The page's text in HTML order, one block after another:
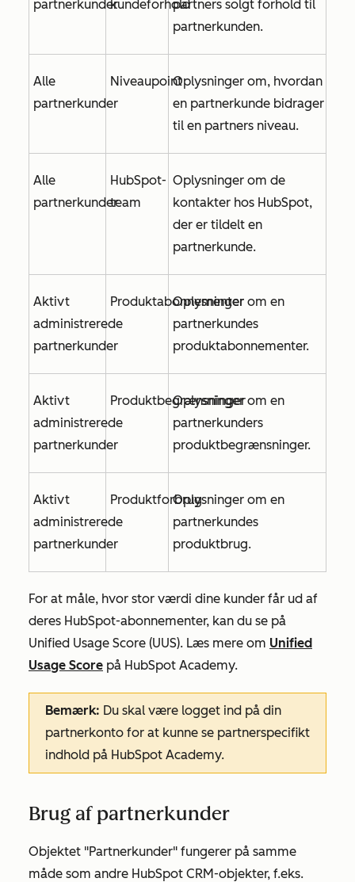
partnerkunderkundeforholdpartners solgt forhold til
partnerkunden.
Alle
partnerkunder
NiveaupointOplysninger om, hvordan
en partnerkunde bidrager
til en partners niveau.
Alle
partnerkunder
HubSpot-
team
Oplysninger om de
kontakter hos HubSpot,
der er tildelt en
partnerkunde.
Aktivt
administrerede
partnerkunder
Produktabonnementer
Oplysninger om en
partnerkundes
produktabonnementer.
Aktivt
administrerede
partnerkunder
Produktbegrænsninger
Oplysninger om en
partnerkunders
produktbegrænsninger.
Aktivt
administrerede
partnerkunder
ProduktforbrugOplysninger om en
partnerkundes
produktbrug.
For at måle, hvor stor værdi dine kunder får ud af
deres HubSpot-abonnementer, kan du se på
Unified Usage Score (UUS). Læs mere om Unified
Usage Score på HubSpot Academy.
Bemærk: Du skal være logget ind på din
partnerkonto for at kunne se partnerspecifikt
indhold på HubSpot Academy.
Brug af partnerkunder
Objektet "Partnerkunder" fungerer på samme
måde som andre HubSpot CRM-objekter, f.eks.